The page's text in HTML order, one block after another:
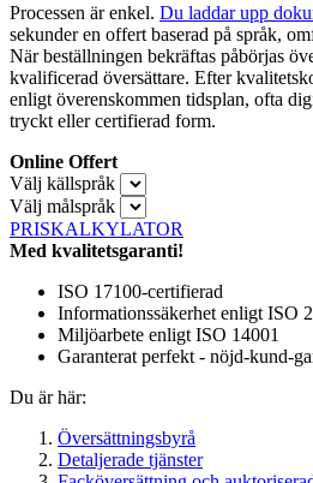
Processen är enkel. Du laddar upp
sekunder en offert baserad på språk,
När beställningen bekräftas påbörjas
kvalificerad översättare. Efter
enligt överenskommen tidsplan, ofta
tryckt eller certifierad form.
Online Offert
Välj källspråk
Välj målspråk
PRISKALKYLATOR
Med kvalitetsgaranti!
ISO 17100-certifierad
Informationssäkerhet enligt ISO
Miljöarbete enligt ISO 14001
Garanterat perfekt - nöjd-kund-
Du är här:
Översättningsbyrå
Detaljerade tjänster